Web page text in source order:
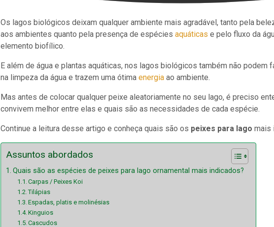
Os lagos biológicos deixam qualquer ambiente mais agradável, tanto pela
aos ambientes quanto pela presença de espécies aquáticas e pelo fluxo da
elemento biofílico.
E além de água e plantas aquáticas, nos lagos biológicos também não podem
na limpeza da água e trazem uma ótima energia ao ambiente.
Mas antes de colocar qualquer peixe aleatoriamente no seu lago, é preciso
convivem melhor entre elas e quais são as necessidades de cada espécie.
Continue a leitura desse artigo e conheça quais são os peixes para lago mais
Assuntos abordados
Quais são as espécies de peixes para lago ornamental mais indicados?
Carpas / Peixes Koi
Tilápias
Espadas, platis e molinésias
Kinguios
Cascudos